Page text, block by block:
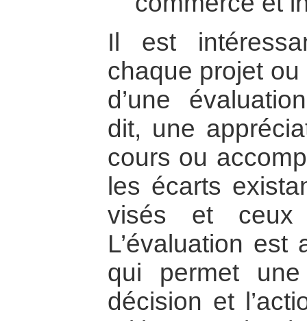
Il est
chaque projet ou
d’une
dit, une
cours ou
les écarts
visés et ceux
L’évaluation
qui permet
décision et